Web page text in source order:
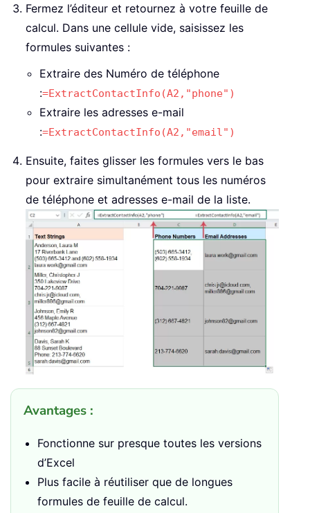
Fermez l’éditeur et retournez à votre feuille de
calcul. Dans une cellule vide, saisissez les
formules suivantes :
Extraire des Numéro de téléphone
:=ExtractContactInfo(A2,"phone")
Extraire les adresses e-mail
:=ExtractContactInfo(A2,"email")
Ensuite, faites glisser les formules vers le bas
pour extraire simultanément tous les numéros
de téléphone et adresses e-mail de la liste.
Avantages :
Fonctionne sur presque toutes les versions
d’Excel
Plus facile à réutiliser que de longues
formules de feuille de calcul.